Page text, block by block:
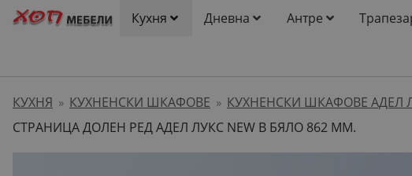
Кухня Дневна Антре
КУХНЯ » КУХНЕНСКИ ШКАФОВЕ » КУХНЕНСКИ ШКАФОВЕ АДЕЛ
СТРАНИЦА ДОЛЕН РЕД АДЕЛ ЛУКС NEW В БЯЛО 862 ММ.